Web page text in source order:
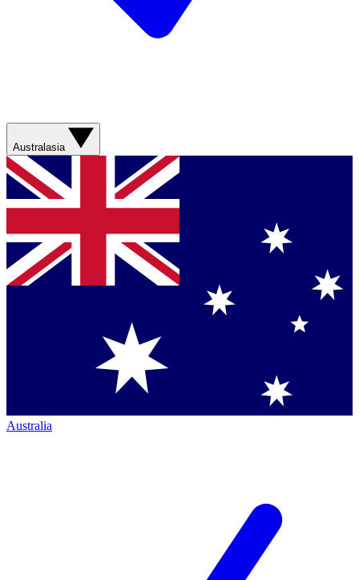
Australasia
Australia